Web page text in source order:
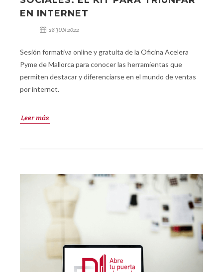
EN INTERNET
28 JUN 2022
Sesión formativa online y gratuita de la Oficina Acelera
Pyme de Mallorca para conocer las herramientas que
permiten destacar y diferenciarse en el mundo de ventas
por internet.
Leer más